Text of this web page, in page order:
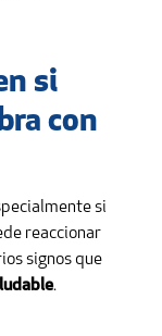
si
con
si
reaccionar
signos que
.